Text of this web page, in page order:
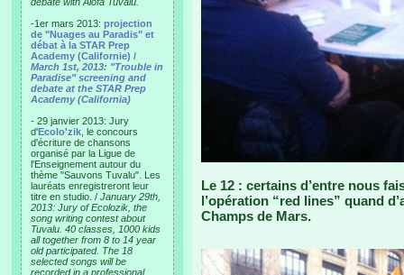
-1er mars 2013: projection
de "Nuages au Paradis" et
débat à la STAR Prep
Academy (Californie) /
March 1st, 2013: "Trouble in
Paradise" screening and
debate at the STAR Prep
Academy (California)
- 29 janvier 2013: Jury
d'Ecolo'zik , le concours
d'écriture de chansons
organisé par la Ligue de
l'Enseignement autour du
thème "Sauvons Tuvalu". Les
lauréats enregistreront leur
titre en studio. / January 29th,
2013: Jury of Ecolozik, the
song writing contest about
Tuvalu. 40 classes, 1000 kids
all together from 8 to 14 year
old participated. The 18
selected songs will be
recorded in a professional
Le 12 : certains d’entre nous
l’opération “red lines” quand
Champs de Mars.